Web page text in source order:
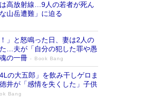
高放射線…9人の若者が死ん
山岳遭難」に迫る
」と怒鳴った日、妻は2人の
…夫が「自分の犯した罪や愚
の一冊
Book Bang
の大五郎」を飲み干しゲロま
井が「感情を失くした」子供
Bang